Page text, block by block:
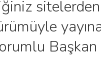
Başkan